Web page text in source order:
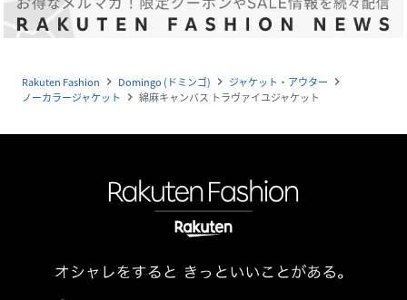
Rakuten Fashion navigate_next Domingo (ドミンゴ) navigate_next ジャケット・アウター navigate_next
ノーカラージャケット navigate_next 綿麻キャンバス トラヴァイユジャケット